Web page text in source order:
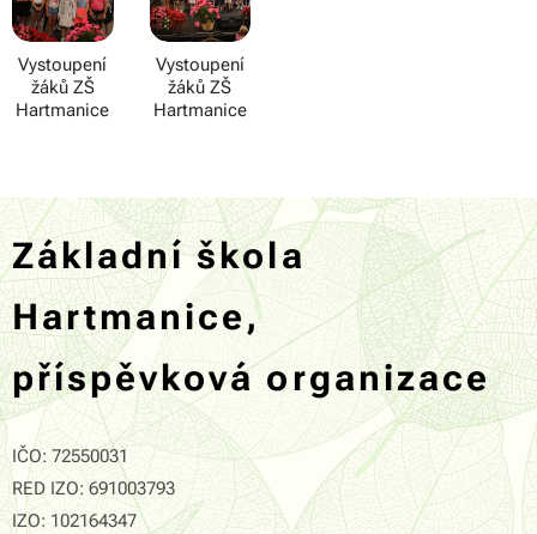
Vystoupení
žáků ZŠ
Hartmanice
Vystoupení
žáků ZŠ
Hartmanice
Základní škola
Hartmanice,
příspěvková organizace
IČO: 72550031
RED IZO: 691003793
IZO: 102164347